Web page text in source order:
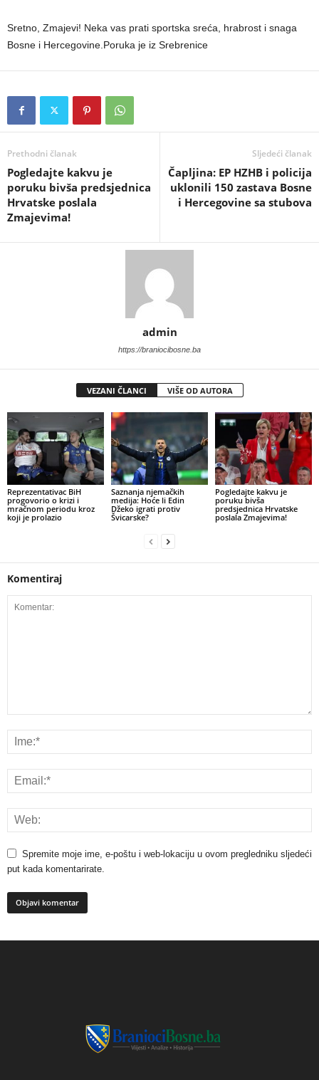
Sretno, Zmajevi! Neka vas prati sportska sreća, hrabrost i snaga
Bosne i Hercegovine.Poruka je iz Srebrenice
Prethodni članak
Pogledajte kakvu je
poruku bivša predsjednica
Hrvatske poslala
Zmajevima!
Sljedeći članak
​Čapljina: EP HZHB i policija
uklonili 150 zastava Bosne
i Hercegovine sa stubova
admin
https://braniocibosne.ba
VEZANI ČLANCI VIŠE OD AUTORA
​Reprezentativac BiH
progovorio o krizi i
mračnom periodu kroz
koji je prolazio
​Saznanja njemačkih
medija: Hoće li Edin
Džeko igrati protiv
Švicarske?
Pogledajte kakvu je
poruku bivša
predsjednica Hrvatske
poslala Zmajevima!
Komentiraj
Spremite moje ime, e-poštu i web-lokaciju u ovom pregledniku sljedeći
put kada komentarirate.